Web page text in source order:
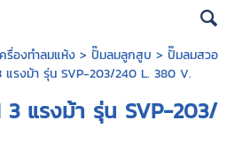
รื่องทำลมแห้ง> ปั๊มลมลูกสูบ > ปั๊มลมสวอ
รงม้า รุ่น SVP-203/240 L. 380 V.
แรงม้า รุ่น SVP-203/